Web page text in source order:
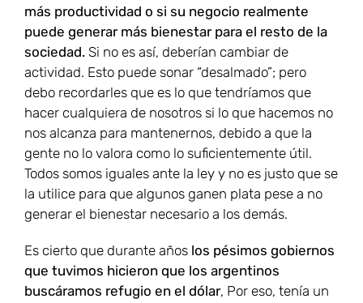
más productividad o si su negocio realmente
puede generar más bienestar para el resto de la
sociedad. Si no es así, deberían cambiar de
actividad. Esto puede sonar “desalmado”; pero
debo recordarles que es lo que tendríamos que
hacer cualquiera de nosotros si lo que hacemos no
nos alcanza para mantenernos, debido a que la
gente no lo valora como lo suficientemente útil.
Todos somos iguales ante la ley y no es justo que se
la utilice para que algunos ganen plata pese a no
generar el bienestar necesario a los demás.
Es cierto que durante años los pésimos gobiernos
que tuvimos hicieron que los argentinos
buscáramos refugio en el dólar, Por eso, tenía un